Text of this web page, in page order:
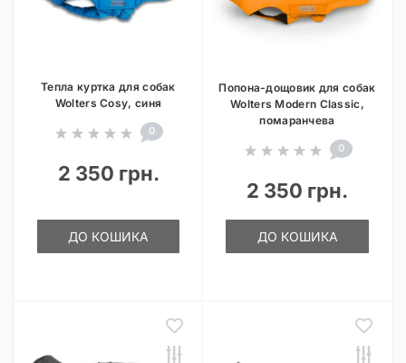
Тепла куртка для собак
Wolters Cosy, синя
0
2 350 грн.
ДО КОШИКА
Попона-дощовик для собак
Wolters Modern Classic,
помаранчева
0
2 350 грн.
ДО КОШИКА